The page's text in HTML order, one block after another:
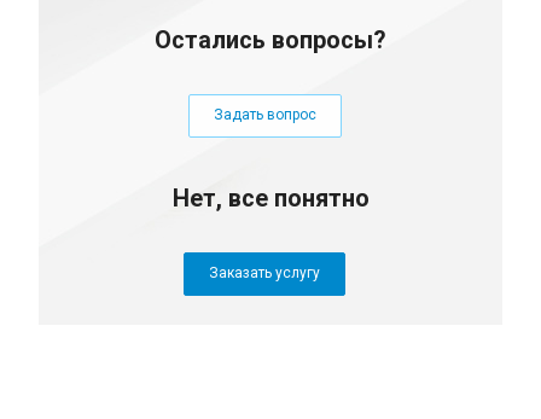
Остались вопросы?
Задать вопрос
Нет, все понятно
Заказать услугу